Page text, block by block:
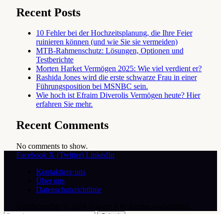
Recent Posts
10 Fehler bei der Hochzeitsplanung, die Ihre Feier
ruinieren können (und wie Sie sie vermeiden)
MTB-Rahmenschutz: Lösungen, Optionen und
Testberichte
Morten Harket Vermögen 2025: Wie viel verdient er?
Rashida Jones wird die erste schwarze Frau in einer
Führungsposition bei MSNBC sein.
Wie hoch ist Efraim Diverolis Vermögen heute? Hier
erfahren Sie mehr.
Recent Comments
No comments to show.
Facebook X (Twitter) LinkedIn
Kontaktiere uns
Über uns
Datenschutzrichtlinie